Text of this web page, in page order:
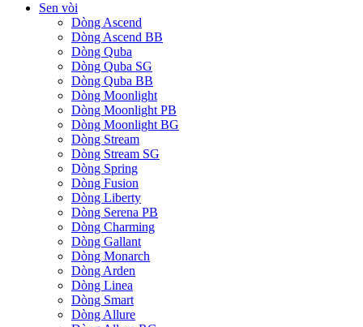
Sen vòi
Dòng Ascend
Dòng Ascend BB
Dòng Quba
Dòng Quba SG
Dòng Quba BB
Dòng Moonlight
Dòng Moonlight PB
Dòng Moonlight BG
Dòng Stream
Dòng Stream SG
Dòng Spring
Dòng Fusion
Dòng Liberty
Dòng Serena PB
Dòng Charming
Dòng Gallant
Dòng Monarch
Dòng Arden
Dòng Linea
Dòng Smart
Dòng Allure